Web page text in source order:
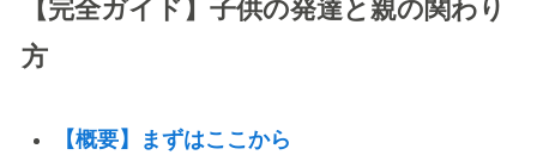
【完全ガイド】子供の発達と親の関わり
方
【概要】まずはここから